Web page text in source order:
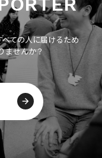
ての人に届けるため
ませんか？